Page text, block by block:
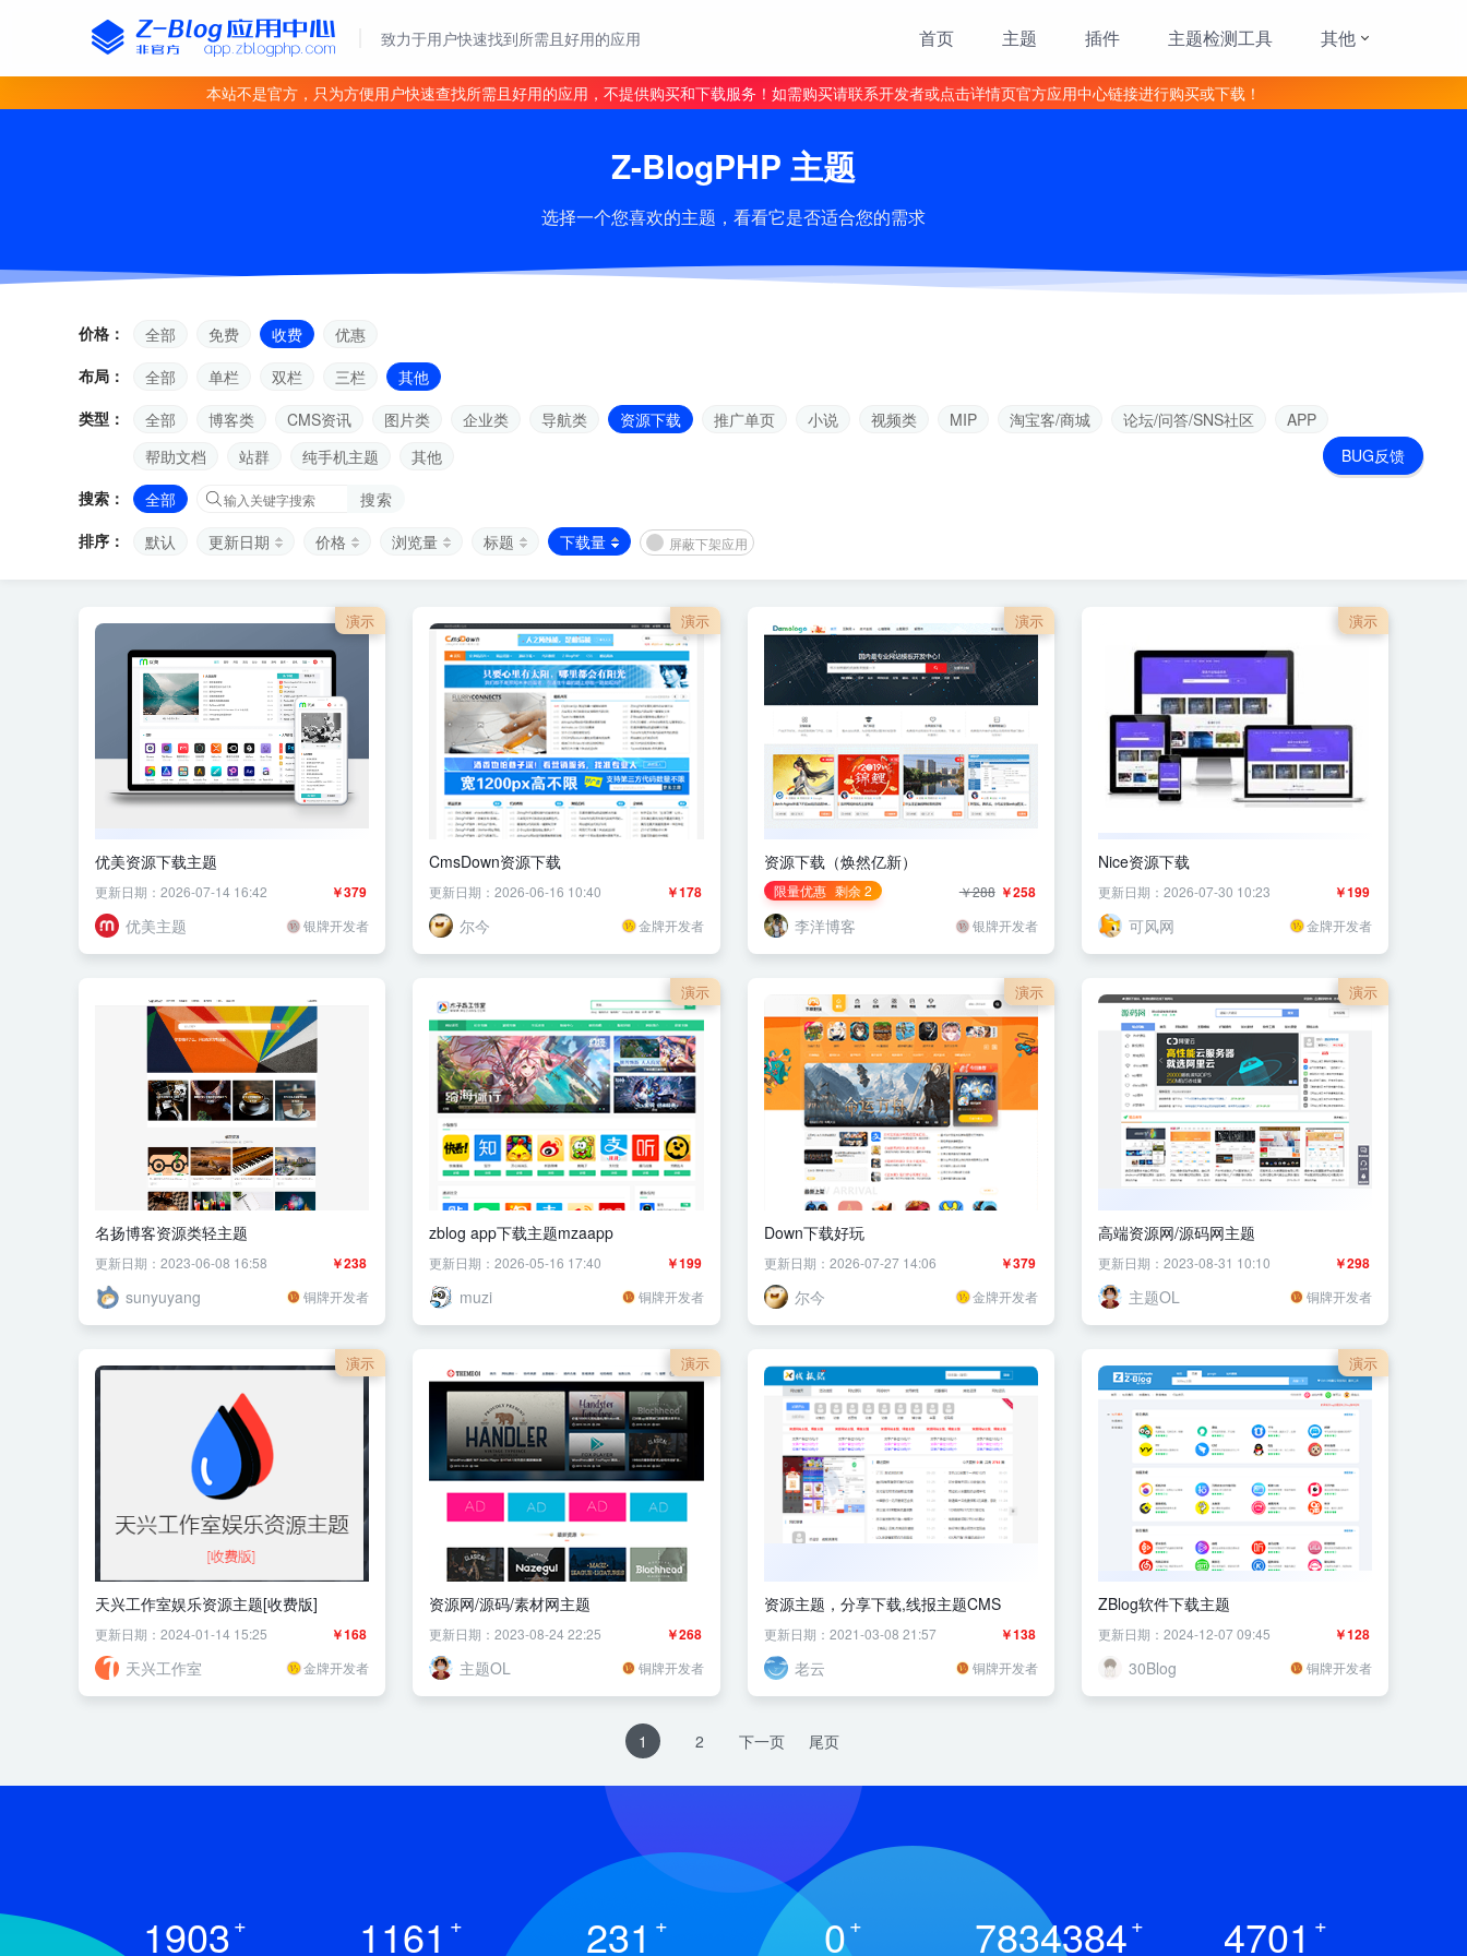
致力于用户快速找到所需且好用的应用 首页 主题 插件 主题检测工具 其他
本站不是官方，只为方便用户快速查找所需且好用的应用，不提供购买和下载服务！如需购买请联系开发者或点击详情页官方应用中心链接进行购买或下载！
Z-BlogPHP 主题
选择一个您喜欢的主题，看看它是否适合您的需求
价格： 全部 免费 收费
优惠
布局：
全部 单栏 双栏 三栏
其他
类型：
全部 博客类 CMS资讯 图片类 企业类 导航类 资源下载 推广单页 小说 视频类 MIP 淘宝客/商城 论坛/问答/SNS社区
APP
帮助文档
站群 纯手机主题
其他
搜索：
全部
搜索
排序：
默认 更新日期 价格 浏览量 标题 下载量 屏蔽下架应用
演示
优美资源下载主题
￥379
更新日期：2026-07-14 16:42
优美主题 银牌开发者
演示
CmsDown资源下载
￥178
更新日期：2026-06-16 10:40
尔今 金牌开发者
演示
资源下载（焕然亿新）
限量优惠 剩余 2 ￥258
￥288
李洋博客 银牌开发者
演示
Nice资源下载
￥199
更新日期：2026-07-30 10:23
可风网 金牌开发者
名扬博客资源类轻主题
￥238
更新日期：2023-06-08 16:58
sunyuyang 铜牌开发者
演示
zblog app下载主题mzaapp
￥199
更新日期：2026-05-16 17:40
muzi 铜牌开发者
演示
Down下载好玩
￥379
更新日期：2026-07-27 14:06
尔今 金牌开发者
演示
高端资源网/源码网主题
￥298
更新日期：2023-08-31 10:10
主题OL 铜牌开发者
演示
天兴工作室娱乐资源主题[收费版]
￥168
更新日期：2024-01-14 15:25
天兴工作室 金牌开发者
演示
资源网/源码/素材网主题
￥268
更新日期：2023-08-24 22:25
主题OL 铜牌开发者
资源主题，分享下载,线报主题CMS
￥138
更新日期：2021-03-08 21:57
老云 铜牌开发者
演示
ZBlog软件下载主题
￥128
更新日期：2024-12-07 09:45
30Blog 铜牌开发者
1 2 下一页 尾页
1903+ 1161 + 231 + 0+ 7834384+ 4701 +
BUG反馈